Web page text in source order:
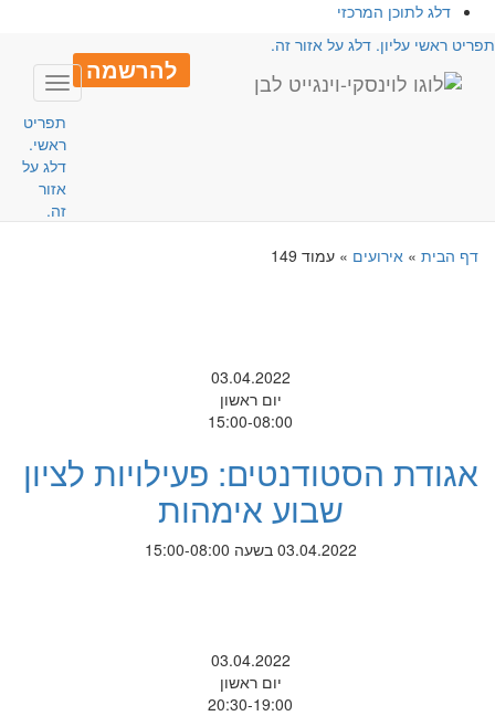
דלג לתוכן המרכזי
ראשי עליון. דלג על אזור זה.
להרשמה
Toggle
תפריט
ראשי.
דלג על
אזור
זה.
דף הבית» אירועים» עמוד 149
03.04.2022
יום ראשון
15:00-08:00
אגודת הסטודנטים: פעילויות לציון
שבוע אימהות
03.04.2022 בשעה 15:00-08:00
03.04.2022
יום ראשון
20:30-19:00